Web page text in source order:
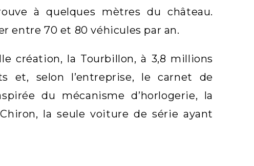
à quelques mètres du château.
entre 70 et 80 véhicules par an.
création, la Tourbillon, à 3,8 millions
et, selon l’entreprise, le carnet de
du mécanisme d’horlogerie, la
la seule voiture de série ayant